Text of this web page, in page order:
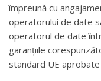
împreună cu
operatorului de date
operatorul de date
garanțiile
standard UE